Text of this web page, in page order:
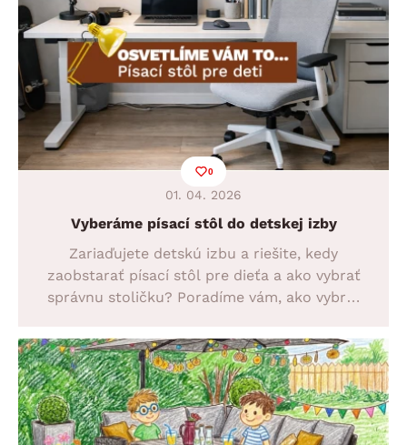
potrebám.
0
01. 04. 2026
Vyberáme písací stôl do detskej izby
Zariaďujete detskú izbu a riešite, kedy
zaobstarať písací stôl pre dieťa a ako vybrať
správnu stoličku? Poradíme vám, ako vybrať
kúpu a na čo sa zamerať, aby sa deťom dobre
učilo, kreslilo aj hralo. Správne zvolený
nábytok zabezpečí pohodlie, zdravé sedenie
aj dostatok priestoru.